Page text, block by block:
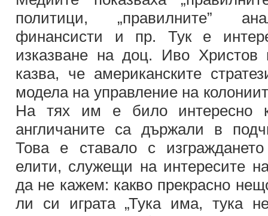
политици, „правилните”
финансисти и пр. Тук е
изказване на доц. Иво Христов
казва, че американските
модела на управление на
На тях им е било интересно
англичаните са държали в
Това е ставало с
елити, служещи на интересите
да не кажем: какво прекрасно
ли си играта „Тука има, тука